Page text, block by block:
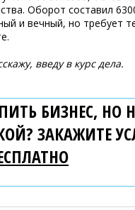
Оборот составил
и вечный, но требует
введу в курс дела.
БИЗНЕС, НО
ЗАКАЖИТЕ